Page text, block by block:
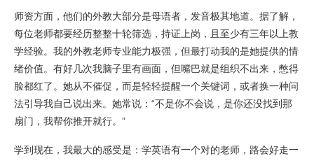
师资方面，他们的外教大部分是母语者，发音极其地道。据了解，
每位老师都要经历整整十轮筛选，持证上岗，且至少有三年以上教
学经验。我的外教老师专业能力极强，但最打动我的是她提供的情
绪价值。有好几次我脑子里有画面，但嘴巴就是组织不出来，憋得
脸都红了。她从不催促，而是轻轻提醒一个关键词，或者换一种问
法引导我自己说出来。她常说：“不是你不会说，是你还没找到那
扇门，我帮你推开就行。”
学到现在，我最大的感受是：学英语有一个对的老师，路会好走一